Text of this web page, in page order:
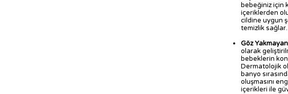
bebeğiniz için
içeriklerden
cildine uygun
temizlik sağlar.
Göz
olarak
bebeklerin
Dermatolojik
banyo
oluşmasını
içerikleri ile